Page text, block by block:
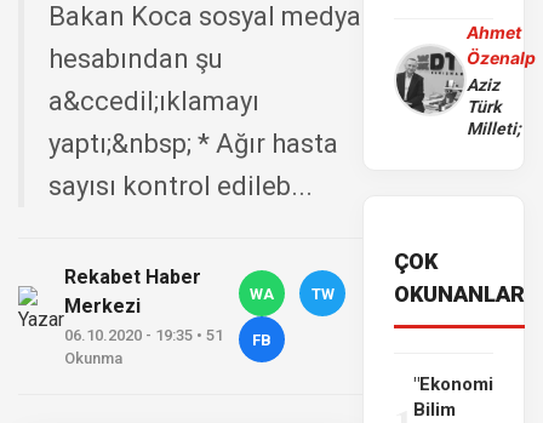
Bakan Koca sosyal medya
hesabından şu
a&ccedil;ıklamayı
yaptı;&nbsp; * Ağır hasta
sayısı kontrol edileb...
Rekabet Haber
Merkezi
06.10.2020 - 19:35 • 51
Okunma
WA TW
FB
Ahmet
Özenalp
Aziz
Türk
Milleti;
ÇOK
OKUNANLAR
"Ekonomi
Bilim